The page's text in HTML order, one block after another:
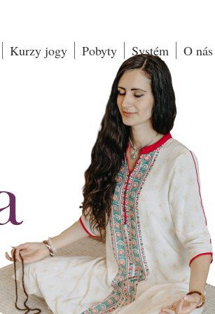
Kurzy jogy Pobyty Systém O nás